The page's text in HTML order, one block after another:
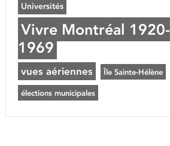
Universités
Vivre Montréal 1920-
1969
vues aériennes Île Sainte-Hélène
élections municipales